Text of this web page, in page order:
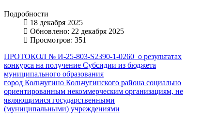
Подробности
18 декабря 2025
Обновлено: 22 декабря 2025
Просмотров: 351
ПРОТОКОЛ № И-25-803-S2390-1-0260 о результатах
конкурса на получение Субсидии из бюджета
муниципального образования
город Кольчугино Кольчугинского района социально
ориентированным некоммерческим организациям, не
являющимися государственными
(муниципальными) учреждениями